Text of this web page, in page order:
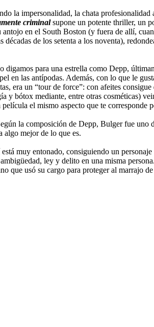
la impersonalidad, la chata profesionalidad
criminalsupone un potente thriller, un
en el South Boston (y fuera de allí,
décadas de los setenta a los noventa),
para una estrella como Depp,
en las antípodas. Además, con lo que le
era un “tour de force”: con afeites
y bótox mediante, entre otras cosméticas)
el mismo aspecto que te
la composición de Depp, Bulger fue uno
algo mejor de lo que es.
muy entonado, consiguiendo un
ley y delito en una misma
que usó su cargo para proteger al marrajo